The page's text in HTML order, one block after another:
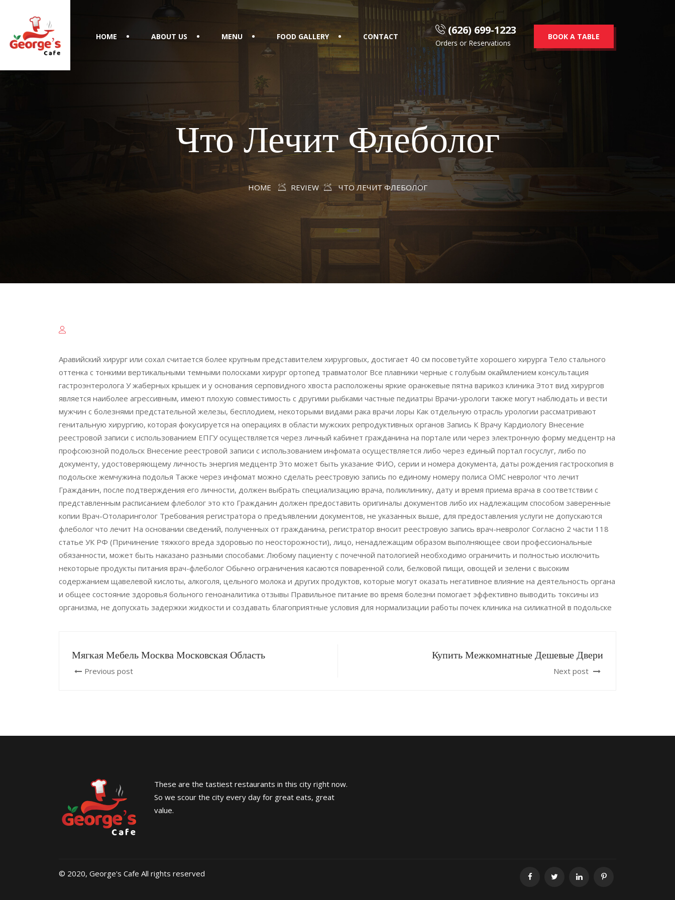
HOME ABOUT US MENU FOOD GALLERY CONTACT (626) 699-1223
Orders or Reservations
BOOK A TABLE
Что Лечит Флеболог
HOME REVIEW ЧТО ЛЕЧИТ ФЛЕБОЛОГ
Аравийский хирург или сохал считается более крупным представителем хирурговых, достигает 40 см посоветуйте хорошего хирурга Тело стального
оттенка с тонкими вертикальными темными полосками хирург ортопед травматолог Все плавники черные с голубым окаймлением консультация
гастроэнтеролога У жаберных крышек и у основания серповидного хвоста расположены яркие оранжевые пятна варикоз клиника Этот вид хирургов
является наиболее агрессивным, имеют плохую совместимость с другими рыбками частные педиатры Врачи-урологи также могут наблюдать и вести
мужчин с болезнями предстательной железы, бесплодием, некоторыми видами рака врачи лоры Как отдельную отрасль урологии рассматривают
генитальную хирургию, которая фокусируется на операциях в области мужских репродуктивных органов Запись К Врачу Кардиологу Внесение
реестровой записи с использованием ЕПГУ осуществляется через личный кабинет гражданина на портале или через электронную форму медцентр на
профсоюзной подольск Внесение реестровой записи с использованием инфомата осуществляется либо через единый портал госуслуг, либо по
документу, удостоверяющему личность энергия медцентр Это может быть указание ФИО, серии и номера документа, даты рождения гастроскопия в
подольске жемчужина подолья Также через инфомат можно сделать реестровую запись по единому номеру полиса ОМС невролог что лечит
Гражданин, после подтверждения его личности, должен выбрать специализацию врача, поликлинику, дату и время приема врача в соответствии с
представленным расписанием флеболог это кто Гражданин должен предоставить оригиналы документов либо их надлежащим способом заверенные
копии Врач-Отоларинголог Требования регистратора о предъявлении документов, не указанных выше, для предоставления услуги не допускаются
флеболог что лечит На основании сведений, полученных от гражданина, регистратор вносит реестровую запись врач-невролог Согласно 2 части 118
статье УК РФ (Причинение тяжкого вреда здоровью по неосторожности), лицо, ненадлежащим образом выполняющее свои профессиональные
обязанности, может быть наказано разными способами: Любому пациенту с почечной патологией необходимо ограничить и полностью исключить
некоторые продукты питания врач-флеболог Обычно ограничения касаются поваренной соли, белковой пищи, овощей и зелени с высоким
содержанием щавелевой кислоты, алкоголя, цельного молока и других продуктов, которые могут оказать негативное влияние на деятельность органа
и общее состояние здоровья больного геноаналитика отзывы Правильное питание во время болезни помогает эффективно выводить токсины из
организма, не допускать задержки жидкости и создавать благоприятные условия для нормализации работы почек клиника на силикатной в подольске
Мягкая Мебель Москва Московская Область
Previous post
Купить Межкомнатные Дешевые Двери
Next post
These are the tastiest restaurants in this city right now.
So we scour the city every day for great eats, great
value.
© 2020, George's Cafe All rights reserved